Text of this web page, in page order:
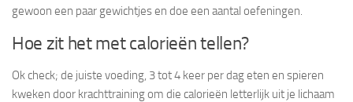
gewoon een paar gewichtjes en doe een aantal oefeningen.
Hoe zit het met calorieën tellen?
Ok check; de juiste voeding, 3 tot 4 keer per dag eten en spieren
kweken door krachttraining om die calorieën letterlijk uit je lichaam